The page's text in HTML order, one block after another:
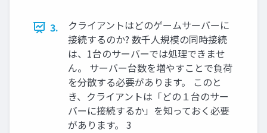
3.
クライアントはどのゲームサーバーに
接続するのか? 数千人規模の同時接続
は、1台のサーバーでは処理できませ
ん。 サーバー台数を増やすことで負荷
を分散する必要があります。 このと
き、クライアントは「どの１台のサー
バーに接続するか」を知っておく必要
があります。 3